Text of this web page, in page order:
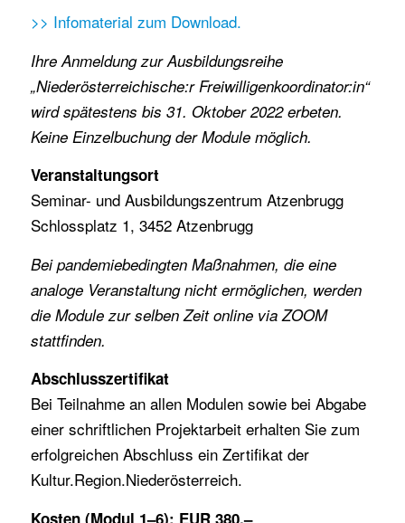
>> Infomaterial zum Download.
Ihre Anmeldung zur Ausbildungsreihe
„Niederösterreichische:r Freiwilligenkoordinator:in“
wird spätestens bis 31. Oktober 2022 erbeten.
Keine Einzelbuchung der Module möglich.
Veranstaltungsort
Seminar- und Ausbildungszentrum Atzenbrugg
Schlossplatz 1, 3452 Atzenbrugg
Bei pandemiebedingten Maßnahmen, die eine
analoge Veranstaltung nicht ermöglichen, werden
die Module zur selben Zeit online via ZOOM
stattfinden.
Abschlusszertifikat
Bei Teilnahme an allen Modulen sowie bei Abgabe
einer schriftlichen Projektarbeit erhalten Sie zum
erfolgreichen Abschluss ein Zertifikat der
Kultur.Region.Niederösterreich.
Kosten (Modul 1–6): EUR 380,–